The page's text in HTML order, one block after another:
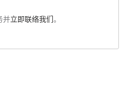
并立即联络我们 。